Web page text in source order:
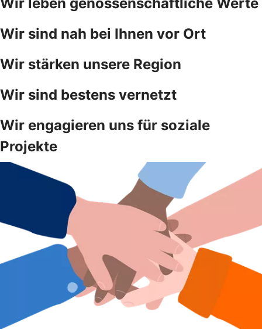
Wir sind nah bei Ihnen vor Ort
Wir stärken unsere Region
Wir sind bestens vernetzt
Wir engagieren uns für soziale
Projekte